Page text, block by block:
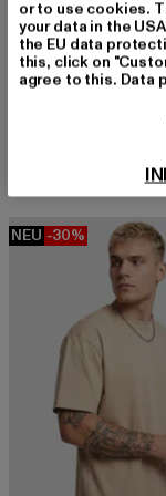
Derzeitiger Preis:
NEU -30%
or to use cookies.
your data in the
the EU data
this, click on
agree to this. Data